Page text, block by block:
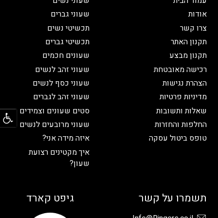
אודות
צרו קשר
תקנון האתר
תקנון מבצע
רכישה מאובטחת
הצהרת נגישות
מדיניות פרטיות
שאלות ותשובות
החלפות והחזרות
טופס ביטול עסקה
שעוני גברים
תכשיטי נשים
תכשיטי גברים
שעונים חכמים
שעוני זהב לנשים
שעוני כסף לנשים
שעוני זהב לגברים
סטים שעונים וצמידים
שעוני מרובעים לנשים
איזה מידה אני?
איך מקטינים רצועת
שעון?
תשמרו על קשר גיפט קארד